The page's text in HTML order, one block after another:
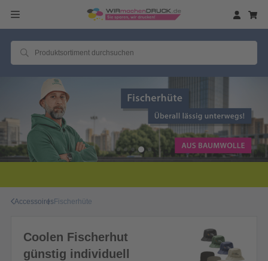
AccessoiresFischerhüte
Coolen Fischerhut
günstig individuell